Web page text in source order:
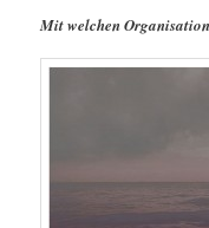
Mit welchen